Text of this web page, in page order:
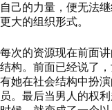
自己的力量，便无法
更大的组织形式。
每次的资源现在前面
结构。前面已经说了
有她在社会结构中扮
员。最后当男人的权